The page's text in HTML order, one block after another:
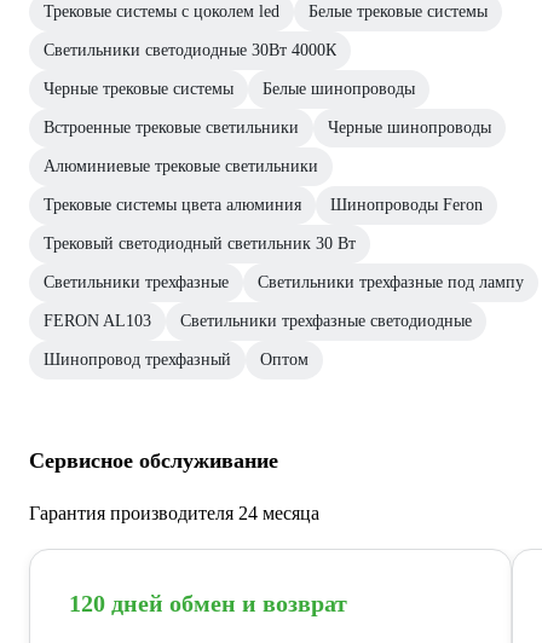
Трековые системы с цоколем led Белые трековые системы
Светильники светодиодные 30Вт 4000К
Черные трековые системы Белые шинопроводы
Встроенные трековые светильники Черные шинопроводы
Алюминиевые трековые светильники
Трековые системы цвета алюминия Шинопроводы Feron
Трековый светодиодный светильник 30 Вт
Светильники трехфазные Светильники трехфазные под лампу
FERON AL103 Светильники трехфазные светодиодные
Шинопровод трехфазный Оптом
Сервисное обслуживание
Гарантия производителя 24 месяца
120 дней обмен и возврат